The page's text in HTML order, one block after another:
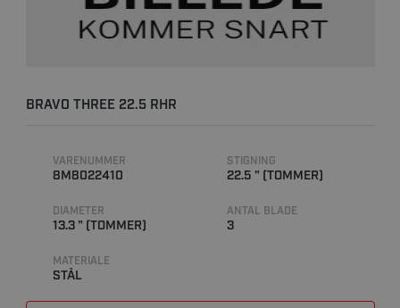
BRAVO THREE 22.5 RHR
VARENUMMER
8M8022410
STIGNING
22.5 " (TOMMER)
DIAMETER
13.3 " (TOMMER)
ANTAL BLADE
3
MATERIALE
STÅL